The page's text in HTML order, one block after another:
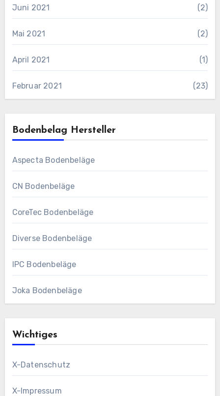
Juni 2021 (2)
Mai 2021 (2)
April 2021 (1)
Februar 2021 (23)
Bodenbelag Hersteller
Aspecta Bodenbeläge
CN Bodenbeläge
CoreTec Bodenbeläge
Diverse Bodenbeläge
IPC Bodenbeläge
Joka Bodenbeläge
Wichtiges
X-Datenschutz
X-Impressum